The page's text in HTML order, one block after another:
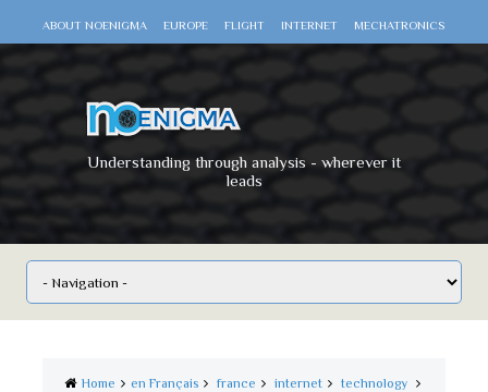
ABOUT NOENIGMA EUROPE FLIGHT INTERNET MECHATRONICS
Understanding through analysis - wherever it
leads
Home en Français france internet
technology